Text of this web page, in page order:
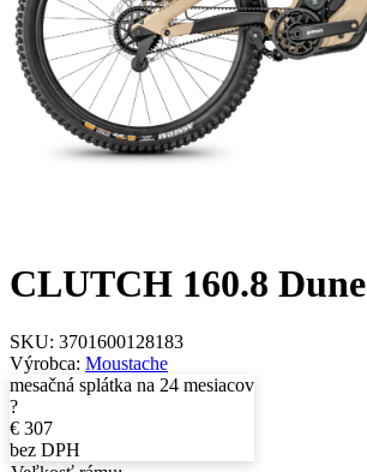
CLUTCH 160.8 Dune
SKU: 3701600128183
Výrobca: Moustache
mesačná splátka na 24 mesiacov
?
€ 307
bez DPH